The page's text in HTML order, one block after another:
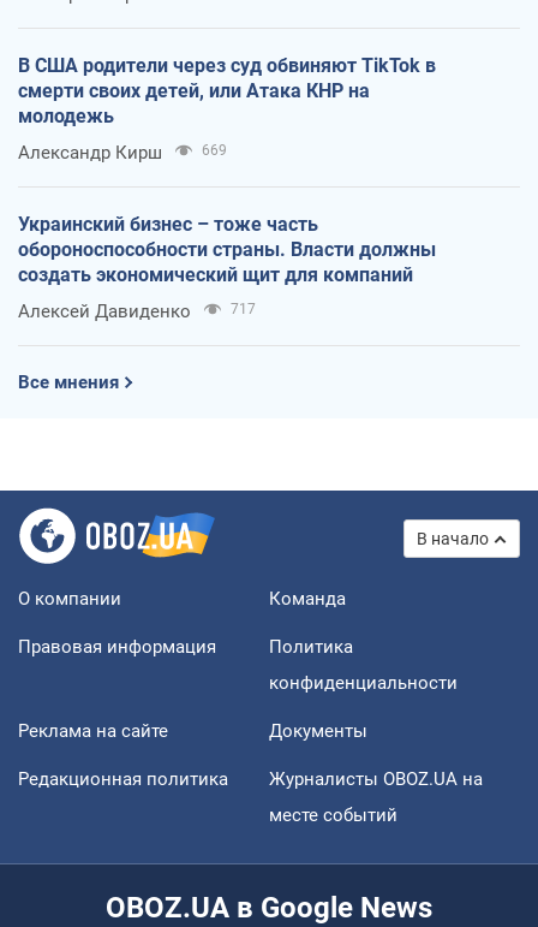
В США родители через суд обвиняют TikTok в
смерти своих детей, или Атака КНР на
молодежь
Александр Кирш 669
Украинский бизнес – тоже часть
обороноспособности страны. Власти должны
создать экономический щит для компаний
Алексей Давиденко 717
Все мнения
В начало
О компании Команда
Правовая информация
Политика
конфиденциальности
Реклама на сайте Документы
Редакционная политика
Журналисты OBOZ.UA на
месте событий
OBOZ.UA в Google News